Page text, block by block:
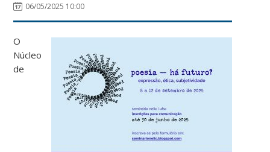
06/05/2025 10:00
O
Núcleo
de